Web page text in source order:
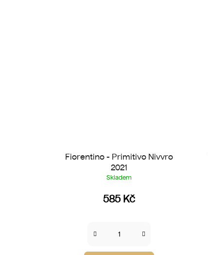
Fiorentino - Primitivo Nivvro
2021
Skladem
585 Kč